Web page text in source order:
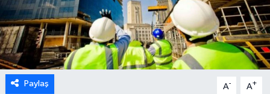
Paylaş A- A+